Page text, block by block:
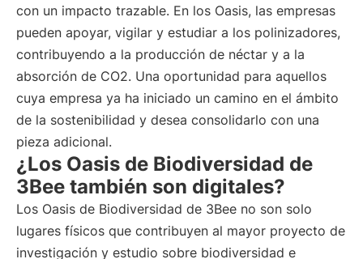
con un impacto trazable. En los Oasis, las empresas
pueden apoyar, vigilar y estudiar a los polinizadores,
contribuyendo a la producción de néctar y a la
absorción de CO2. Una oportunidad para aquellos
cuya empresa ya ha iniciado un camino en el ámbito
de la sostenibilidad y desea consolidarlo con una
pieza adicional.
¿Los Oasis de Biodiversidad de
3Bee también son digitales?
Los Oasis de Biodiversidad de 3Bee no son solo
lugares físicos que contribuyen al mayor proyecto de
investigación y estudio sobre biodiversidad e